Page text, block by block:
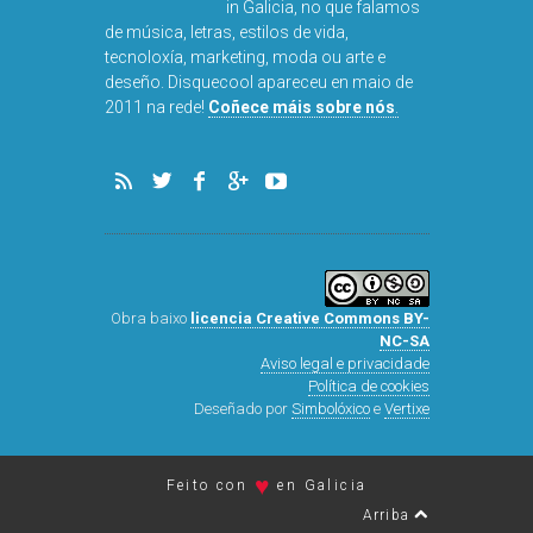
in Galicia, no que falamos
de música, letras, estilos de vida,
tecnoloxía, marketing, moda ou arte e
deseño. Disquecool apareceu en maio de
2011 na rede! Coñece máis sobre nós
Obra baixo licencia Creative Commons BY-
NC-SA
Aviso legal e privacidade
Política de cookies
Deseñado por Simbolóxicoe Vertixe
Feito con ♥ en Galicia
Arriba